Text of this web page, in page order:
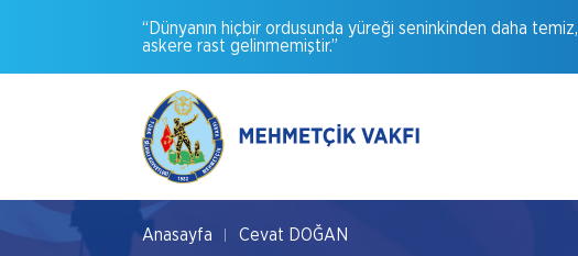
“Dünyanın hiçbir ordusunda yüreği seninkinden daha temiz,
askere rast gelinmemiştir.”
Anasayfa Cevat DOĞAN